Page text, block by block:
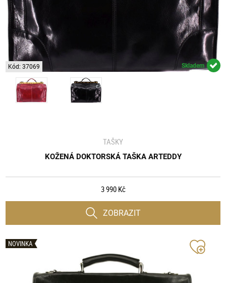
Kód: 37069 Skladem
TAŠKY
KOŽENÁ DOKTORSKÁ TAŠKA ARTEDDY
3 990 Kč
ZOBRAZIT
NOVINKA